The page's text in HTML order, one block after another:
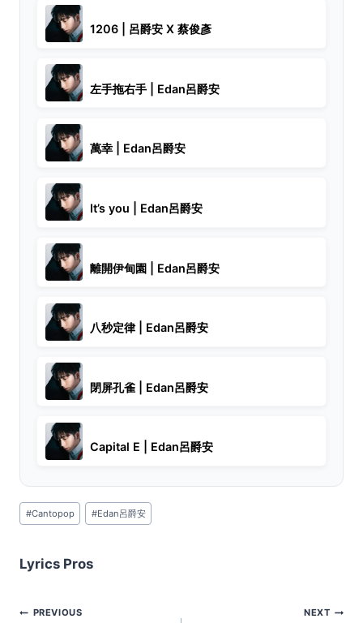
1206 | 呂爵安 X 蔡俊彥
左手拖右手 | Edan呂爵安
萬幸 | Edan呂爵安
It’s you | Edan呂爵安
離開伊甸園 | Edan呂爵安
八秒定律 | Edan呂爵安
閉屏孔雀 | Edan呂爵安
Capital E | Edan呂爵安
Post
Tags:
#Cantopop #Edan呂爵安
Lyrics Pros
Post
PREVIOUS NEXT